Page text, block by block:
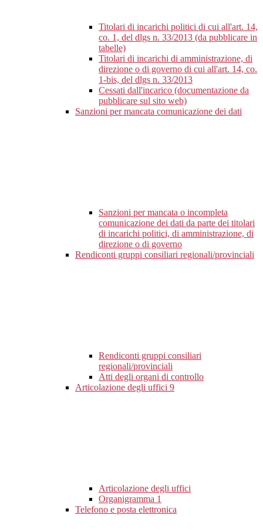
Titolari di incarichi politici di cui all'art. 14,
co. 1, del dlgs n. 33/2013 (da pubblicare in
tabelle)
Titolari di incarichi di amministrazione, di
direzione o di governo di cui all'art. 14, co.
1-bis, del dlgs n. 33/2013
Cessati dall'incarico (documentazione da
pubblicare sul sito web)
Sanzioni per mancata comunicazione dei dati
Sanzioni per mancata o incompleta
comunicazione dei dati da parte dei titolari
di incarichi politici, di amministrazione, di
direzione o di governo
Rendiconti gruppi consiliari regionali/provinciali
Rendiconti gruppi consiliari
regionali/provinciali
Atti degli organi di controllo
Articolazione degli uffici 9
Articolazione degli uffici
Organigramma 1
Telefono e posta elettronica